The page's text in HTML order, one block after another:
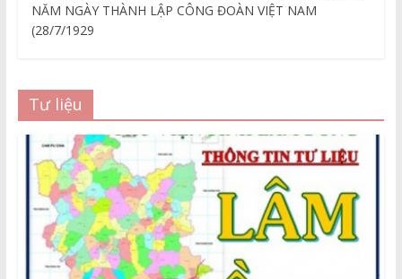
NĂM NGÀY THÀNH LẬP CÔNG ĐOÀN VIỆT NAM
(28/7/1929
Tư liệu